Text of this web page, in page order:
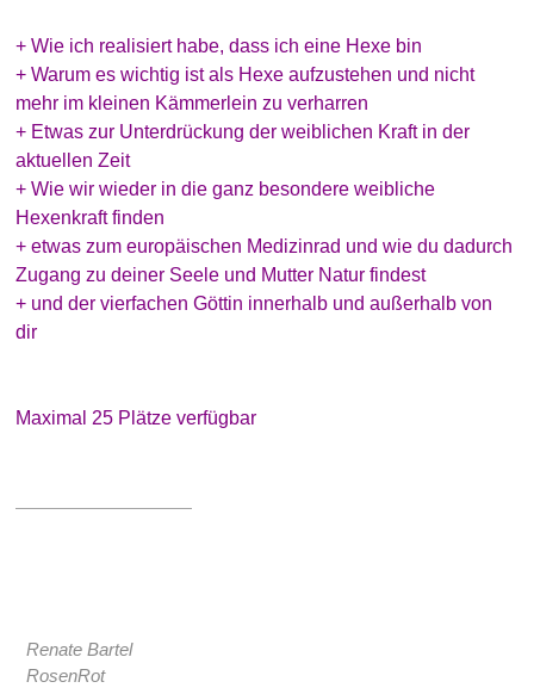
+ Wie ich realisiert habe, dass ich eine Hexe bin
+ Warum es wichtig ist als Hexe aufzustehen und nicht
mehr im kleinen Kämmerlein zu verharren
+ Etwas zur Unterdrückung der weiblichen Kraft in der
aktuellen Zeit
+ Wie wir wieder in die ganz besondere weibliche
Hexenkraft finden
+ etwas zum europäischen Medizinrad und wie du dadurch
Zugang zu deiner Seele und Mutter Natur findest
+ und der vierfachen Göttin innerhalb und außerhalb von
dir
Maximal 25 Plätze verfügbar
Renate Bartel
RosenRot